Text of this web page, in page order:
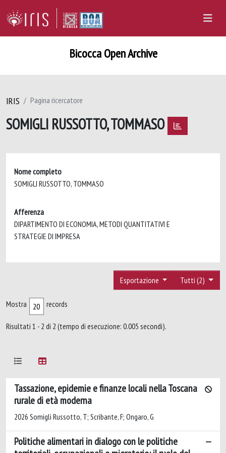
Bicocca Open Archive
IRIS Pagina ricercatore
SOMIGLI RUSSOTTO, TOMMASO
Nome completo
SOMIGLI RUSSOTTO, TOMMASO
Afferenza
DIPARTIMENTO DI ECONOMIA, METODI QUANTITATIVI E
STRATEGIE DI IMPRESA
Tutti (2)
Esportazione
Mostra records
Risultati 1 - 2 di 2 (tempo di esecuzione: 0.005 secondi).
Tassazione, epidemie e finanze locali nella Toscana
rurale di età moderna
2026 Somigli Russotto, T; Scribante, F; Ongaro, G
Politiche alimentari in dialogo con le politiche